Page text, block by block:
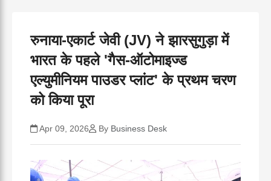
रुनाया-एकार्ट जेवी (JV) ने झारसुगुड़ा में
भारत के पहले 'गैस-ऑटोमाइज्ड
एल्युमीनियम पाउडर प्लांट' के प्रथम चरण
को किया पूरा
Apr 09, 2026 By Business Desk